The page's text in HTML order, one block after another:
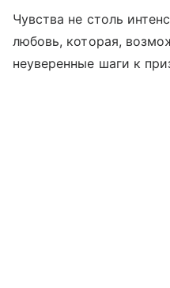
Чувства не столь
любовь, которая,
неуверенные шаги к